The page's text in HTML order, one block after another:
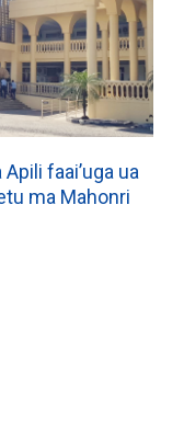
faai’uga ua
ma Mahonri